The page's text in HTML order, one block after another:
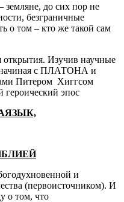
до сих пор не
безграничные
о том – кто же такой сам
Изучив научные
начиная с ПЛАТОНА и
Питером Хиггсом
героический эпос
и
(первоисточником). И
о том, что